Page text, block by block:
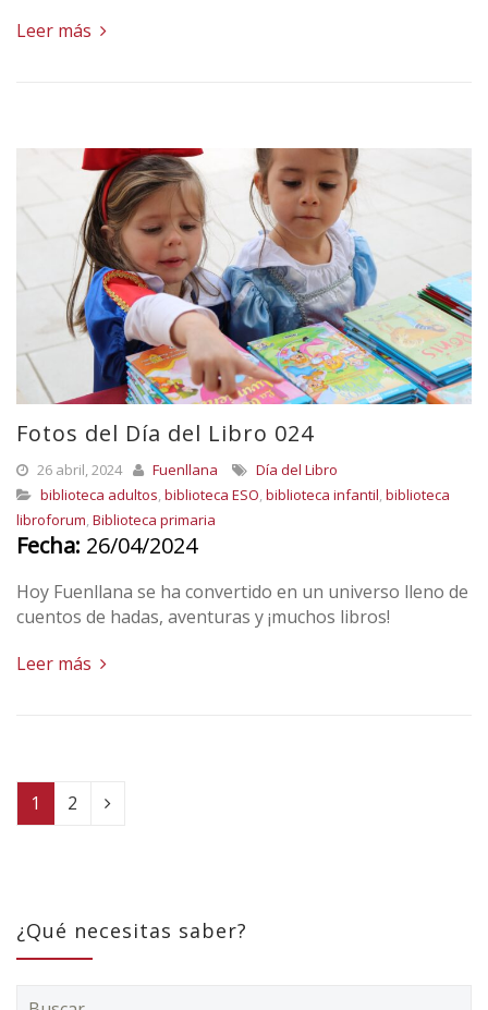
Leer más
Fotos del Día del Libro 024
26 abril, 2024 Fuenllana
Día del Libro
biblioteca adultos, biblioteca ESO, biblioteca infantil, biblioteca
libroforum, Biblioteca primaria
Fecha: 26/04/2024
Hoy Fuenllana se ha convertido en un universo lleno de
cuentos de hadas, aventuras y ¡muchos libros!
Leer más
1 2
¿Qué necesitas saber?
Buscar: